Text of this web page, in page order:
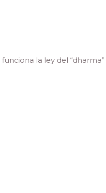
la ley del